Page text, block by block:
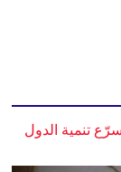
تنمية الدول